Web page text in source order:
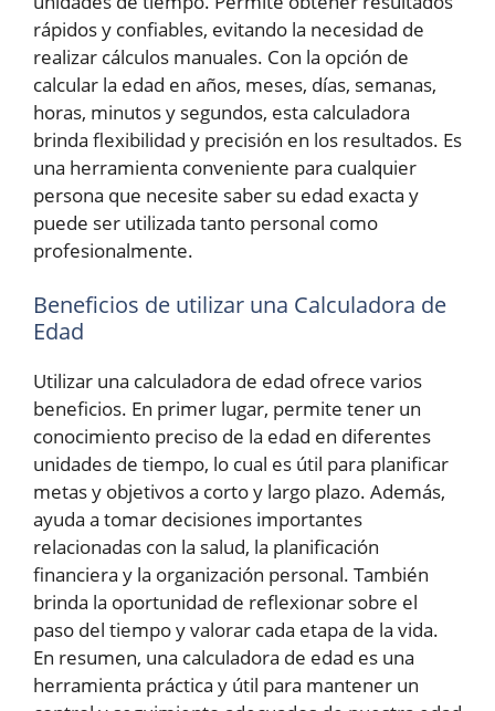
rápidos y confiables, evitando la necesidad de
realizar cálculos manuales. Con la opción de
calcular la edad en años, meses, días, semanas,
horas, minutos y segundos, esta calculadora
brinda flexibilidad y precisión en los resultados. Es
una herramienta conveniente para cualquier
persona que necesite saber su edad exacta y
puede ser utilizada tanto personal como
profesionalmente.
Beneficios de utilizar una Calculadora de
Edad
Utilizar una calculadora de edad ofrece varios
beneficios. En primer lugar, permite tener un
conocimiento preciso de la edad en diferentes
unidades de tiempo, lo cual es útil para planificar
metas y objetivos a corto y largo plazo. Además,
ayuda a tomar decisiones importantes
relacionadas con la salud, la planificación
financiera y la organización personal. También
brinda la oportunidad de reflexionar sobre el
paso del tiempo y valorar cada etapa de la vida.
En resumen, una calculadora de edad es una
herramienta práctica y útil para mantener un